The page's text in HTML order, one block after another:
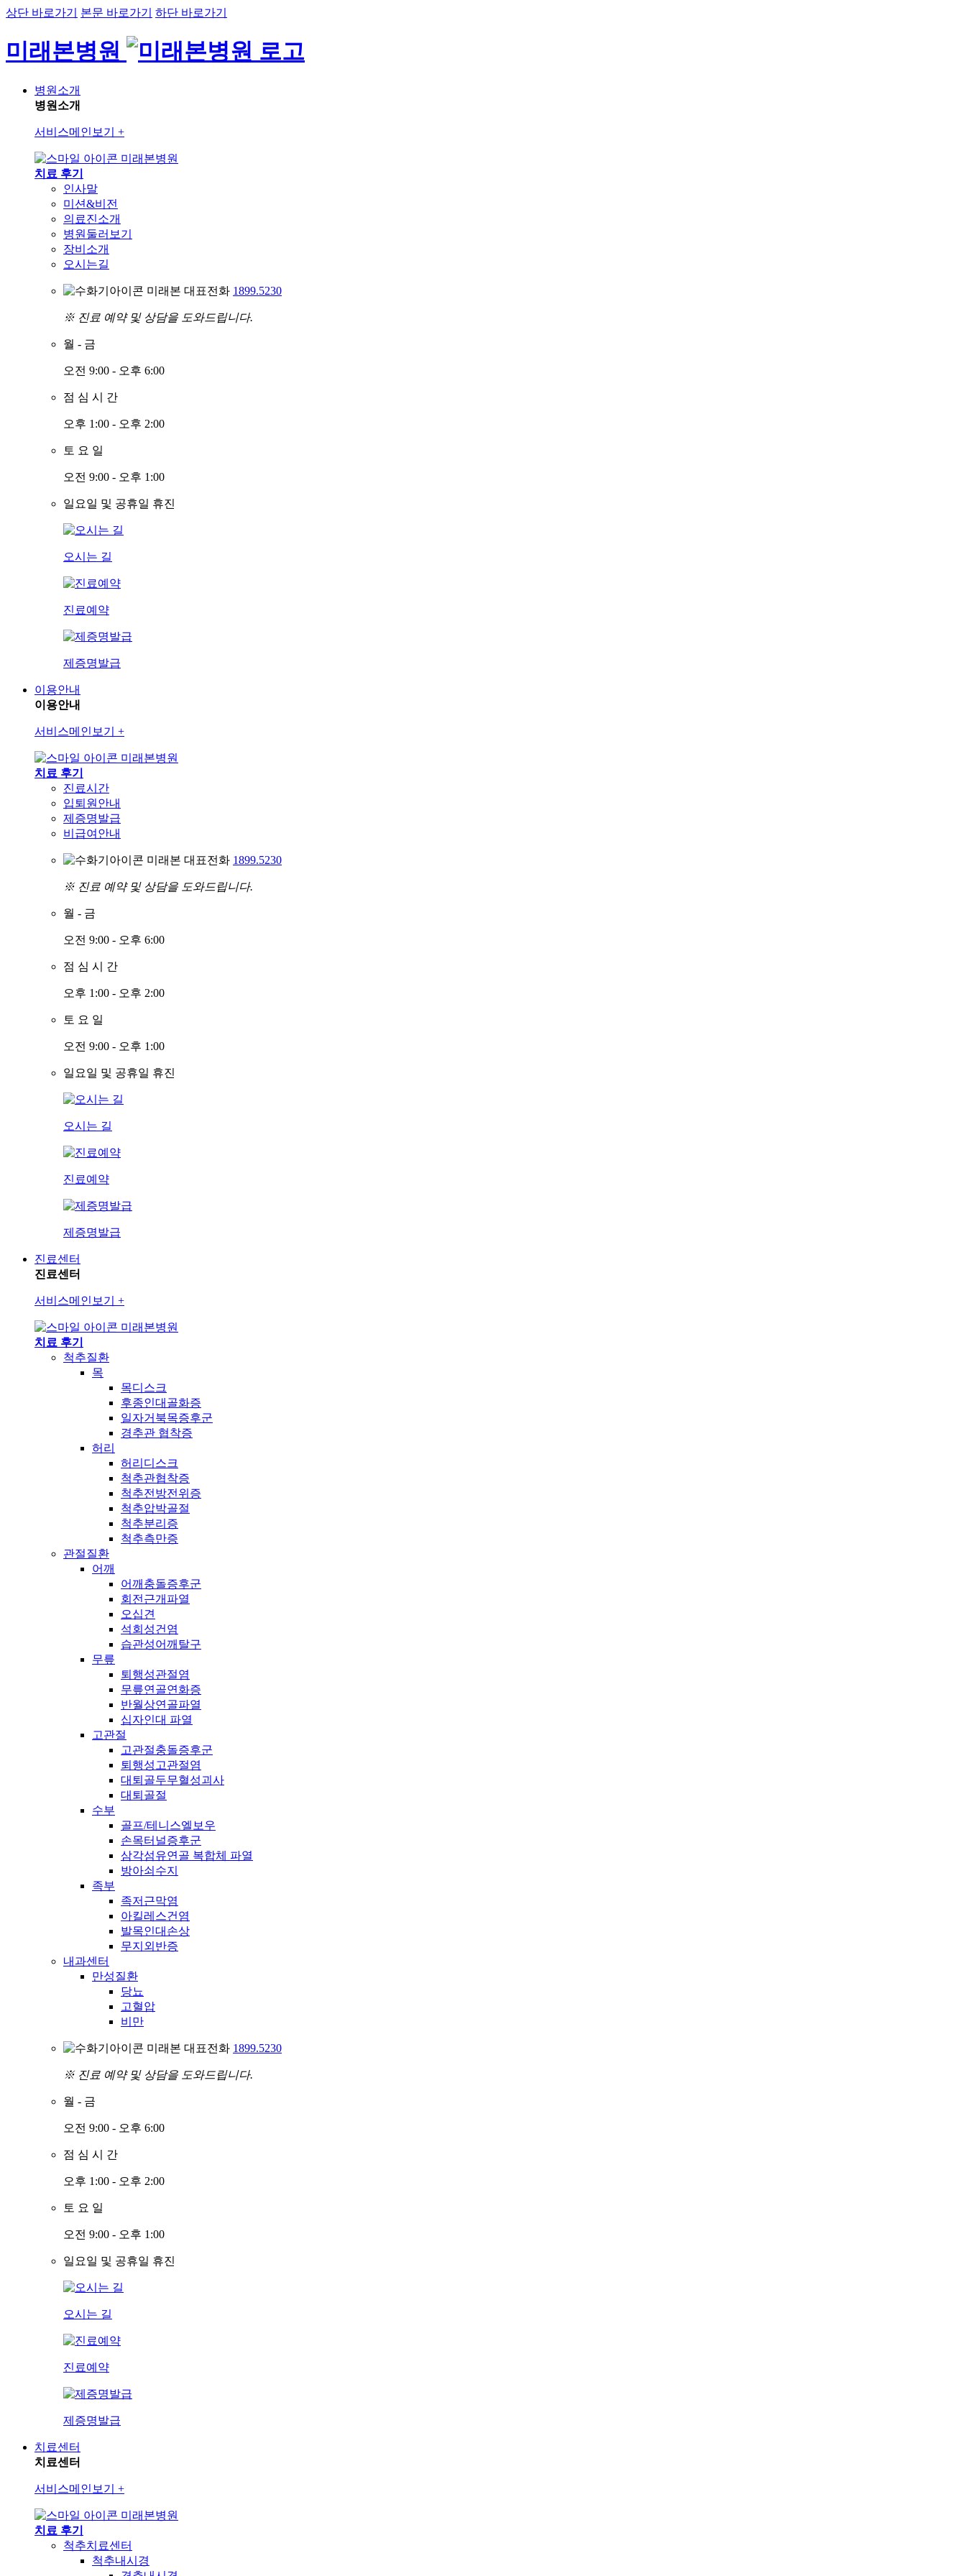
상단 바로가기 본문 바로가기 하단 바로가기
미래본병원
병원소개
병원소개
서비스메인보기 +
미래본병원
치료 후기
인사말
미션&비전
의료진소개
병원둘러보기
장비소개
오시는길
미래본 대표전화 1899.5230
※ 진료 예약 및 상담을 도와드립니다.
월 - 금
오전 9:00 - 오후 6:00
점 심 시 간
오후 1:00 - 오후 2:00
토 요 일
오전 9:00 - 오후 1:00
일요일 및 공휴일 휴진
오시는 길
진료예약
제증명발급
이용안내
이용안내
서비스메인보기 +
미래본병원
치료 후기
진료시간
입퇴원안내
제증명발급
비급여안내
미래본 대표전화 1899.5230
※ 진료 예약 및 상담을 도와드립니다.
월 - 금
오전 9:00 - 오후 6:00
점 심 시 간
오후 1:00 - 오후 2:00
토 요 일
오전 9:00 - 오후 1:00
일요일 및 공휴일 휴진
오시는 길
진료예약
제증명발급
진료센터
진료센터
서비스메인보기 +
미래본병원
치료 후기
척추질환
목
목디스크
후종인대골화증
일자거북목증후군
경추관 협착증
허리
허리디스크
척추관협착증
척추전방전위증
척추압박골절
척추분리증
척추측만증
관절질환
어깨
어깨충돌증후군
회전근개파열
오십견
석회성건염
습관성어깨탈구
무릎
퇴행성관절염
무릎연골연화증
반월상연골파열
십자인대 파열
고관절
고관절충돌증후군
퇴행성고관절염
대퇴골두무혈성괴사
대퇴골절
수부
골프/테니스엘보우
손목터널증후군
삼각섬유연골 복합체 파열
방아쇠수지
족부
족저근막염
아킬레스건염
발목인대손상
무지외반증
내과센터
만성질환
당뇨
고혈압
비만
미래본 대표전화 1899.5230
※ 진료 예약 및 상담을 도와드립니다.
월 - 금
오전 9:00 - 오후 6:00
점 심 시 간
오후 1:00 - 오후 2:00
토 요 일
오전 9:00 - 오후 1:00
일요일 및 공휴일 휴진
오시는 길
진료예약
제증명발급
치료센터
치료센터
서비스메인보기 +
미래본병원
치료 후기
척추치료센터
척추내시경